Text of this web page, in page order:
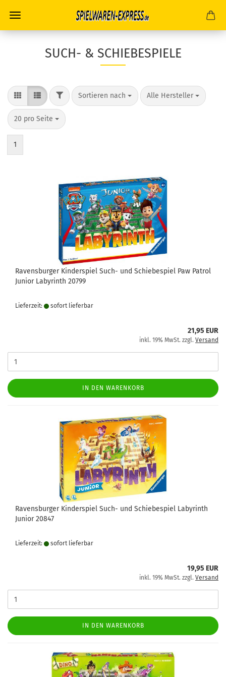
SUCH- & SCHIEBESPIELE
FILTERSortieren nach
Sortieren nach Alle Hersteller
pro Seite
20 pro Seite
pro Seite
1
Ravensburger Kinderspiel Such- und Schiebespiel Paw Patrol
Junior Labyrinth 20799
Lieferzeit: sofort lie­fer­bar
21,95 EUR
inkl. 19% MwSt. zzgl. Versand
IN DEN WARENKORB
Ravensburger Kinderspiel Such- und Schiebespiel Labyrinth
Junior 20847
Lieferzeit: sofort lie­fer­bar
19,95 EUR
inkl. 19% MwSt. zzgl. Versand
IN DEN WARENKORB